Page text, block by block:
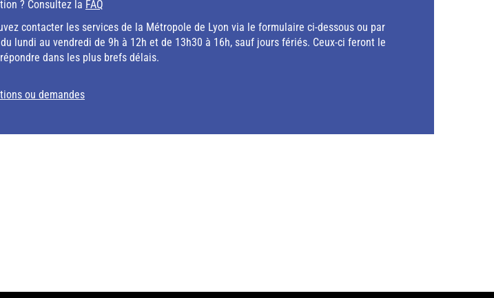
? Consultez la FAQ
contacter les services de la Métropole de Lyon via le formulaire ci-dessous ou par
lundi au vendredi de 9h à 12h et de 13h30 à 16h, sauf jours fériés. Ceux-ci feront le
dans les plus brefs délais.
ou demandes